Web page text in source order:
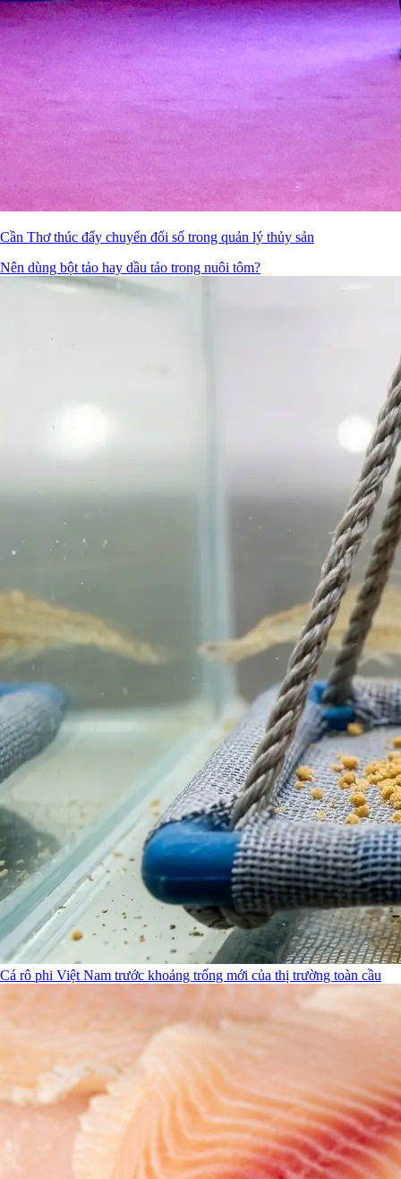
Cần Thơ thúc đẩy chuyển đổi số trong quản lý thủy sản
Nên dùng bột tảo hay dầu tảo trong nuôi tôm?
Cá rô phi Việt Nam trước khoảng trống mới của thị trường toàn cầu